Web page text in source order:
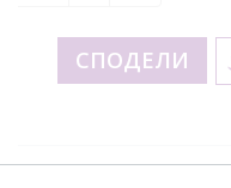
СПОДЕЛИ